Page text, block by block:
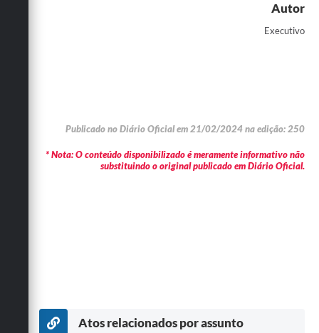
Autor
Executivo
Publicado no Diário Oficial em 21/02/2024 na edição: 250
* Nota: O conteúdo disponibilizado é meramente informativo não
substituindo o original publicado em Diário Oficial.
Atos relacionados por assunto